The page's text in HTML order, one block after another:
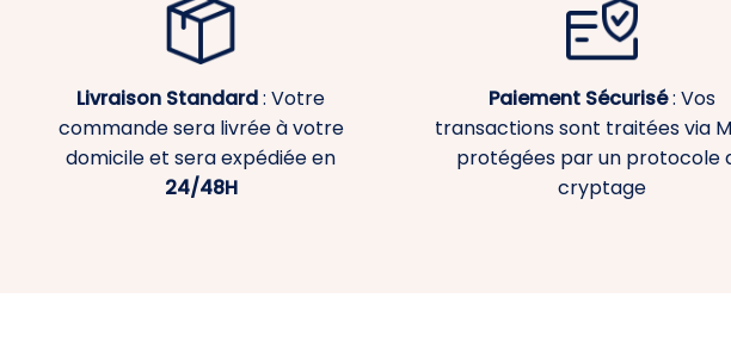
Livraison Standard: Votre
commande sera livrée à votre
domicile et sera expédiée en
24/48H
Paiement Sécurisé: Vos
transactions sont traitées via
protégées par un protocole
cryptage